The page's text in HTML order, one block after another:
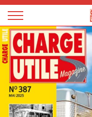
Magazine
Charge
utile
Panneau de gestion des